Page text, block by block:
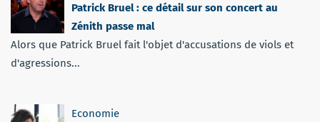
Patrick Bruel : ce détail sur son concert au
Zénith passe mal
Alors que Patrick Bruel fait l'objet d'accusations de viols et
d'agressions...
Economie